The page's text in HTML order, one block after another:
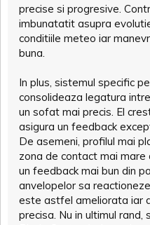
precise si progresive.
imbunatatit asupra
conditiile meteo iar
buna.
In plus, sistemul specific
consolideaza legatura
un sofat mai precis. El
asigura un feedback
De asemeni, profilul mai
zona de contact mai
un feedback mai bun din
anvelopelor sa
este astfel ameliorata iar
precisa. Nu in ultimul